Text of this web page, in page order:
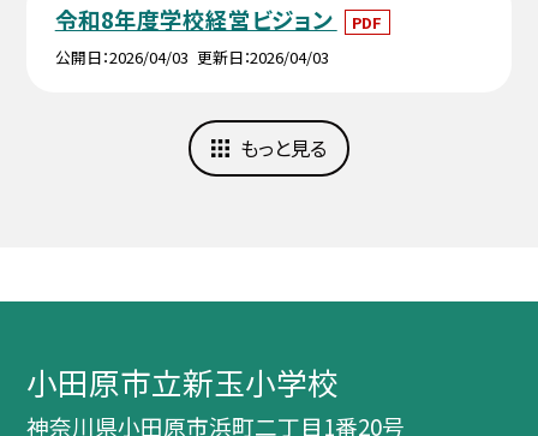
令和8年度学校経営ビジョン
PDF
公開日 2026/04/03 更新日 2026/04/03
もっと見る
小田原市立新玉小学校
神奈川県小田原市浜町二丁目1番20号